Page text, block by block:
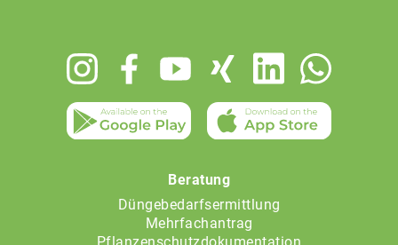
Beratung
Düngebedarfsermittlung
Mehrfachantrag